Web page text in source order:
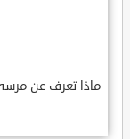
ماذا تعرف عن